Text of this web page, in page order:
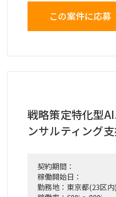
る立場で携わっている
（例）
・M&A・アライアンス
・財務モデリング（
ング、PoC（概念実証
・事業再生に向けた不
フォリオマネジメント
ト削減実行支援
この案件に応募
戦略策定特化型
ンサルティング
契約期間：
稼働開始日：
勤務地：東京都(23区内)